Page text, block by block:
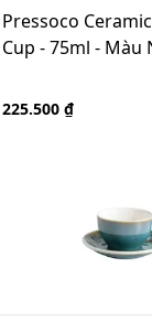
Pressoco
Cup - 75ml - Màu
225.500 ₫